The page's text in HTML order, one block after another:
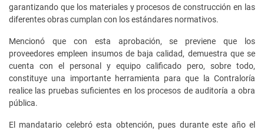
garantizando que los materiales y procesos de construcción en las
diferentes obras cumplan con los estándares normativos.
Mencionó que con esta aprobación, se previene que los
proveedores empleen insumos de baja calidad, demuestra que se
cuenta con el personal y equipo calificado pero, sobre todo,
constituye una importante herramienta para que la Contraloría
realice las pruebas suficientes en los procesos de auditoría a obra
pública.
El mandatario celebró esta obtención, pues durante este año el